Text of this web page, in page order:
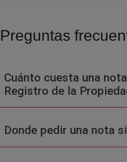
Preguntas
Cuánto cuesta una
Registro de la
Donde pedir una nota